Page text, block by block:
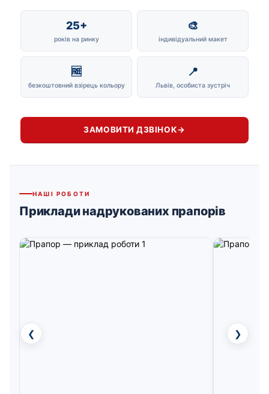
25+
років на ринку
🎨
індивідуальний макет
🆓
безкоштовний взірець кольору
📍
Львів, особиста зустріч
ЗАМОВИТИ ДЗВІНОК→
НАШІ РОБОТИ
Приклади надрукованих прапорів
❮ ❯